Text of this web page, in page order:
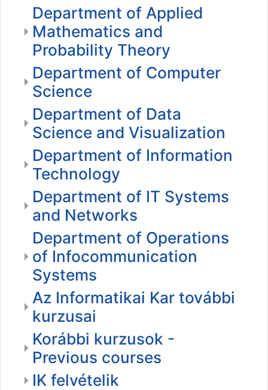
Department of Applied
Mathematics and
Probability Theory
Department of Computer
Science
Department of Data
Science and Visualization
Department of Information
Technology
Department of IT Systems
and Networks
Department of Operations
of Infocommunication
Systems
Az Informatikai Kar további
kurzusai
Korábbi kurzusok -
Previous courses
IK felvételik